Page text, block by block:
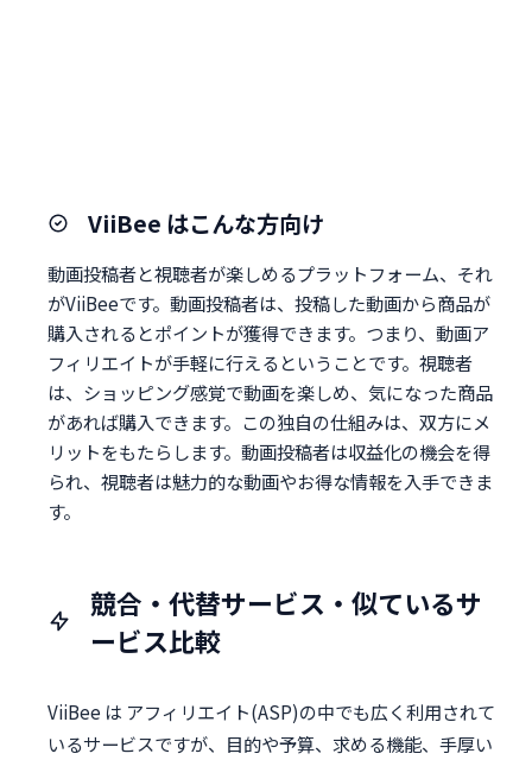
ViiBee はこんな方向け
動画投稿者と視聴者が楽しめるプラットフォーム、それ
がViiBeeです。動画投稿者は、投稿した動画から商品が
購入されるとポイントが獲得できます。つまり、動画ア
フィリエイトが手軽に行えるということです。視聴者
は、ショッピング感覚で動画を楽しめ、気になった商品
があれば購入できます。この独自の仕組みは、双方にメ
リットをもたらします。動画投稿者は収益化の機会を得
られ、視聴者は魅力的な動画やお得な情報を入手できま
す。
競合・代替サービス・似ているサ
ービス比較
ViiBee は アフィリエイト(ASP)の中でも広く利用されて
いるサービスですが、目的や予算、求める機能、手厚い